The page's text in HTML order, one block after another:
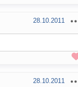
28.10.2011
28.10.2011